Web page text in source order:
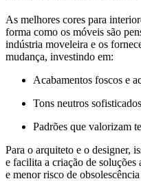
As melhores cores para
forma como os móveis são
indústria moveleira e os
mudança, investindo em:
Acabamentos foscos e
Tons neutros sofisticados
Padrões que valorizam
Para o arquiteto e o designer,
e facilita a criação de
e menor risco de obsolescência